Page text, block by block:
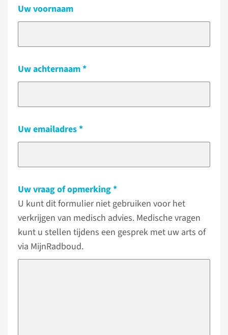
Uw voornaam
Uw achternaam
Uw emailadres
Uw vraag of opmerking
U kunt dit formulier niet gebruiken voor het
verkrijgen van medisch advies. Medische vragen
kunt u stellen tijdens een gesprek met uw arts of
via MijnRadboud.